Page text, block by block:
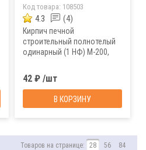
Код товара: 108503
4.3 (4)
Кирпич печной
строительный полнотелый
одинарный (1 НФ) М-200,
мм
42 ₽ /шт
В КОРЗИНУ
Товаров на странице: 28 56 84